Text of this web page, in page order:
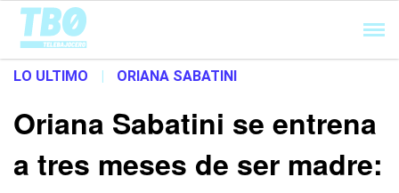
Cargando...
LO ULTIMO | ORIANA SABATINI
Oriana Sabatini se entrena
a tres meses de ser madre: